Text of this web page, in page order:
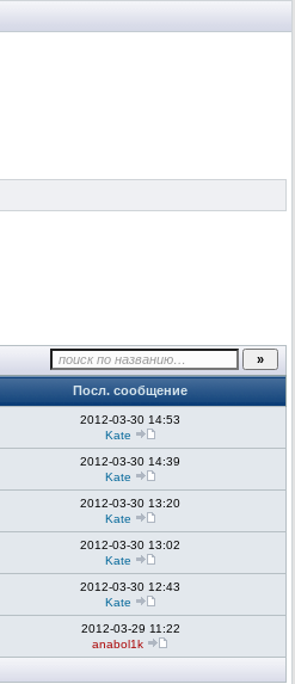
Посл. сообщение
2012-03-30 14:53
Kate
2012-03-30 14:39
Kate
2012-03-30 13:20
Kate
2012-03-30 13:02
Kate
2012-03-30 12:43
Kate
2012-03-29 11:22
anabol1k